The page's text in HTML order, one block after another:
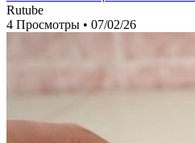
Rutube
4 Просмотры • 07/02/26